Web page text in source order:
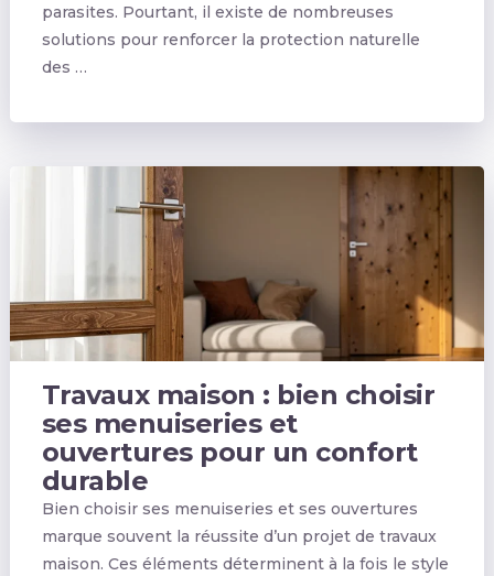
parasites. Pourtant, il existe de nombreuses
solutions pour renforcer la protection naturelle
des …
Travaux maison : bien choisir
ses menuiseries et
ouvertures pour un confort
durable
Bien choisir ses menuiseries et ses ouvertures
marque souvent la réussite d’un projet de travaux
maison. Ces éléments déterminent à la fois le style